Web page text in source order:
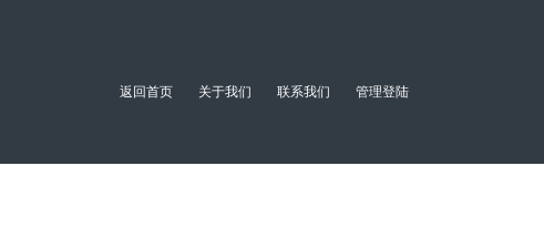
返回首页 关于我们 联系我们 管理登陆